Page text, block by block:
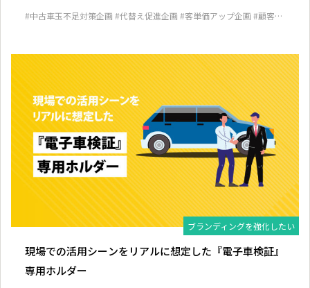
#中古車玉不足対策企画 #代替え促進企画 #客単価アップ企画 #顧客囲
ブランディングを強化したい
現場での活用シーンをリアルに想定した『電子車検証』
専用ホルダー